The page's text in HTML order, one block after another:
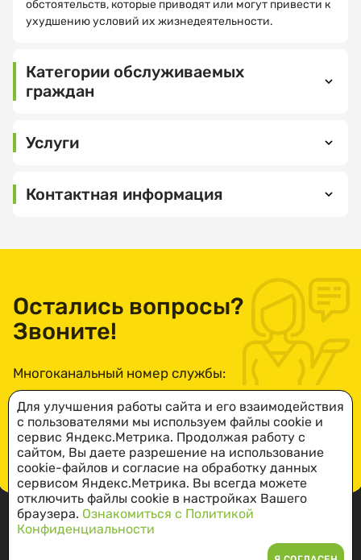
обстоятельств, которые приводят или могут привести к
ухудшению условий их жизнедеятельности.
Категории обслуживаемых
граждан
Услуги
педагогические,
и
развитии
личности
социальных
услуг,
формирование
у
них
позитивных
интересов
(в
том
числе
Контактная информация
Сердобск,
ул.
Пушкина,86.
ПОСМОТРЕТЬ
НА КАРТЕ
Понедельник
— четверг: c
8:00 до
17:00.
Пятница: с
8:00 до
16:00.
Остались вопросы?
Звоните!
Многоканальный номер службы:
8-800-234-49-73
ПОДРОБНЕЕ
Социальная справочная служба:
Электронная
почта
Выберите
Выберите
дату
посещения
Выберите
Для улучшения работы сайта и его взаимодействия
с пользователями мы используем файлы cookie и
сервис Яндекс.Метрика. Продолжая работу с
сайтом, Вы даете разрешение на использование
cookie-файлов и согласие на обработку данных
сервисом Яндекс.Метрика. Вы всегда можете
отключить файлы cookie в настройках Вашего
браузера. Ознакомиться с Политикой
Конфиденциальности